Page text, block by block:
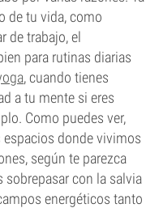
de tu vida, como
de trabajo, el
para rutinas diarias
, cuando tienes
a tu mente si eres
Como puedes ver,
donde vivimos
según te parezca
sobrepasar con la salvia
energéticos tanto